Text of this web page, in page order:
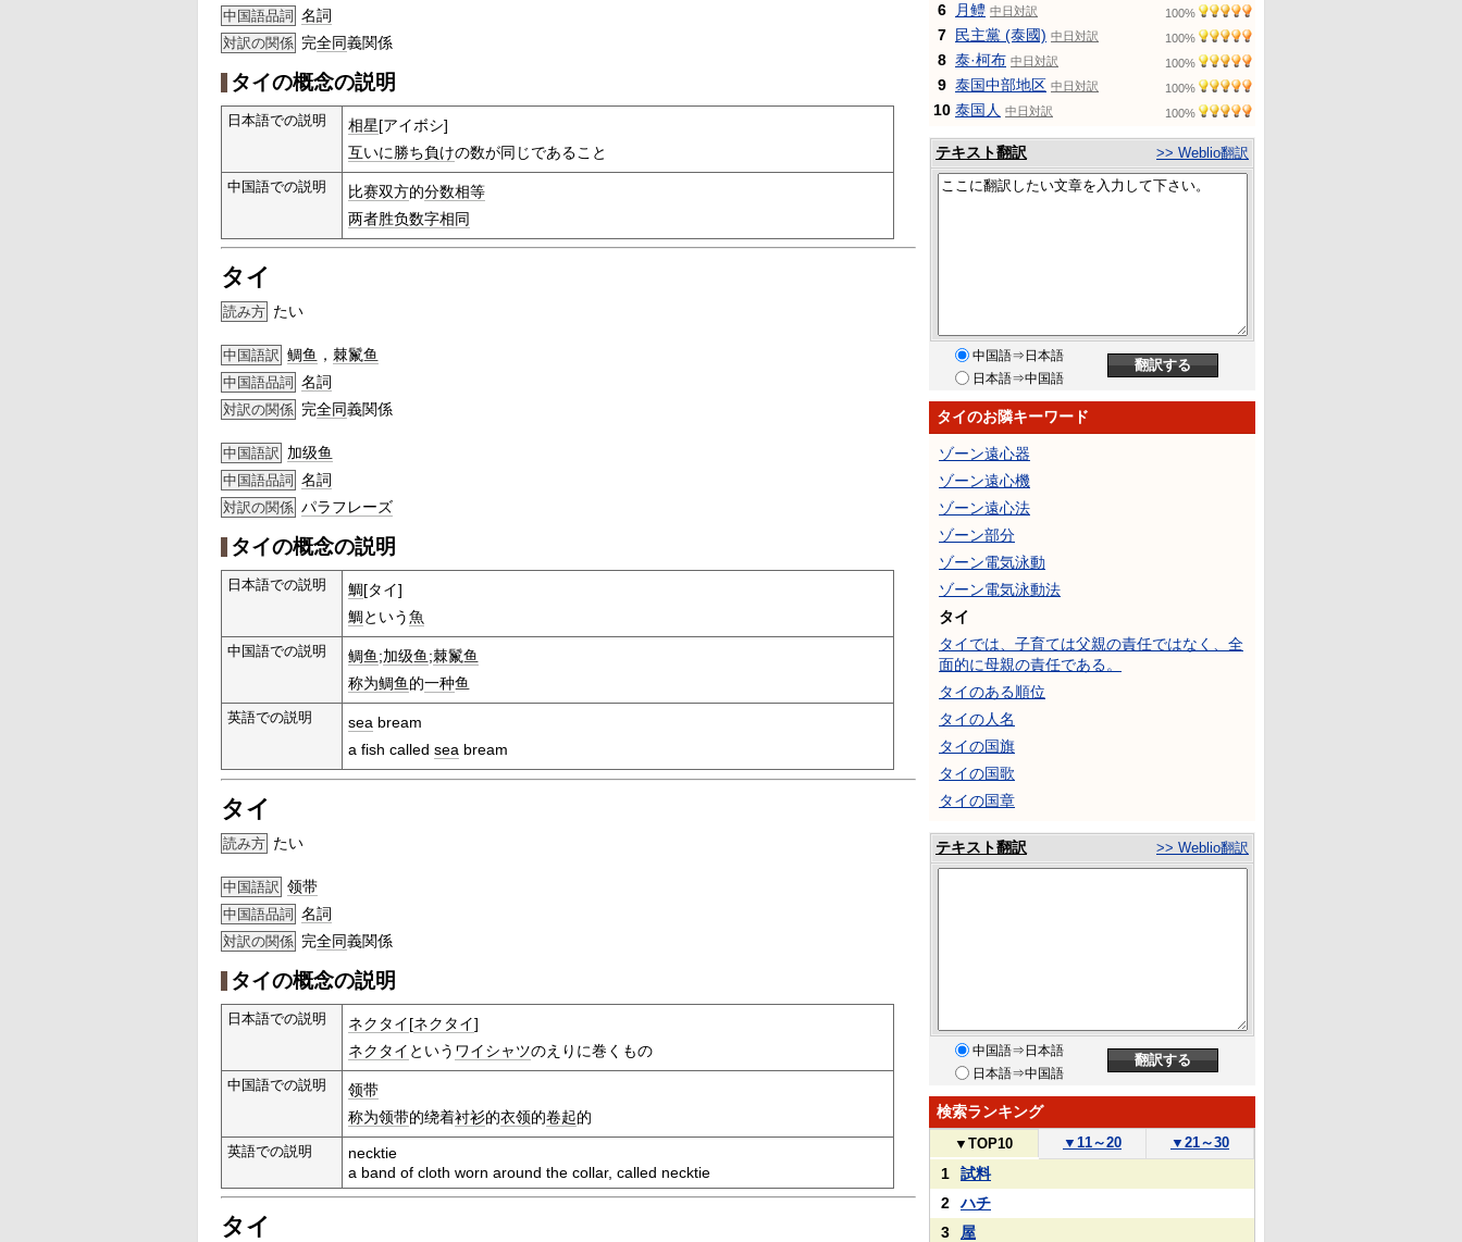
中国語品詞 名詞
対訳の関係 完全同義関係
タイの概念の説明
日本語での説明 相星[アイボシ]
互いに 勝ち負けの数が同じであること
中国語での説明 比赛双方的分数相等
两者胜负数字相同
タイ
読み方 たい
中国語訳 鲷鱼 ， 棘鬣鱼
中国語品詞 名詞
対訳の関係 完全同義関係
中国語訳 加级鱼
中国語品詞 名詞
対訳の関係 パラフレーズ
タイの概念の説明
日本語での説明 鯛[タイ]
鯛という魚
中国語での説明 鲷鱼;加级鱼;棘鬣鱼
称为鲷鱼的一种鱼
英語での説明 sea bream
a fish called sea bream
タイ
読み方 たい
中国語訳 领带
中国語品詞 名詞
対訳の関係 完全同義関係
タイの概念の説明
日本語での説明 ネクタイ[ネクタイ]
ネクタイ という ワイシャツのえりに巻くもの
中国語での説明
领带
称为领带的绕着衬衫的衣领的卷起的
英語での説明
necktie
a band of cloth worn around the collar, called necktie
タイ
6 月鳢 中日対訳 100%
7 民主黨 (泰國) 中日対訳 100%
8 泰·柯布 中日対訳 100%
9 泰国中部地区 中日対訳 100%
10 泰国人 中日対訳 100%
テキスト翻訳 >> Weblio翻訳
中国語⇒日本語
日本語⇒中国語
タイのお隣キーワード
ゾーン遠心器
ゾーン遠心機
ゾーン遠心法
ゾーン部分
ゾーン電気泳動
ゾーン電気泳動法
タイ
タイでは、子育ては父親の責任ではなく、全
面的に母親の責任である。
タイのある順位
タイの人名
タイの国旗
タイの国歌
タイの国章
テキスト翻訳 >> Weblio翻訳
中国語⇒日本語
日本語⇒中国語
検索ランキング
▼ TOP10 ▼ 11～20 ▼ 21～30
1
試料
2
ハチ
3
屋